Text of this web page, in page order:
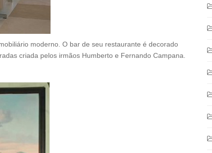
moderno. O bar de seu restaurante é decorado
criada pelos irmãos Humberto e Fernando Campana.